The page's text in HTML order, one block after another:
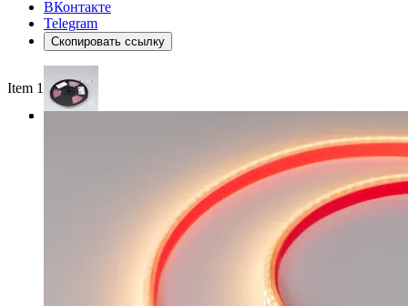
ВКонтакте
Telegram
Скопировать ссылку
Item 1 of 3